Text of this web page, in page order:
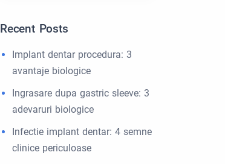
Recent Posts
Implant dentar procedura: 3
avantaje biologice
Ingrasare dupa gastric sleeve: 3
adevaruri biologice
Infectie implant dentar: 4 semne
clinice periculoase